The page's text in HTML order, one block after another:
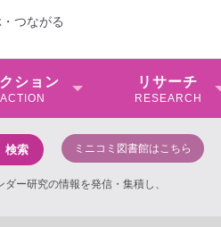
つながる
ション
ACTION
リサーチ
RESEARCH
ミニコミ図書館はこちら
ー研究の情報を発信・集積し、